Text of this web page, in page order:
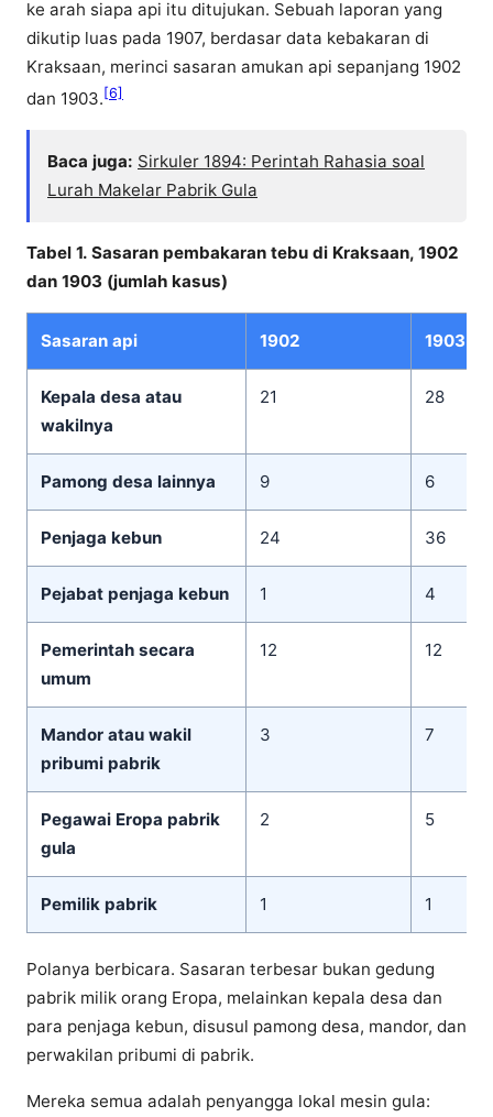
ke arah siapa api itu ditujukan. Sebuah laporan yang
dikutip luas pada 1907, berdasar data kebakaran di
Kraksaan, merinci sasaran amukan api sepanjang 1902
dan 1903. [6]
Baca juga: Sirkuler 1894: Perintah Rahasia soal
Lurah Makelar Pabrik Gula
Tabel 1. Sasaran pembakaran tebu di Kraksaan, 1902
dan 1903 (jumlah kasus)
Sasaran api 1902 1903
Kepala desa atau
wakilnya
21 28
Pamong desa lainnya 9 6
Penjaga kebun 24 36
Pejabat penjaga kebun 1 4
Pemerintah secara
umum
12 12
Mandor atau wakil
pribumi pabrik
3 7
Pegawai Eropa pabrik
gula
2 5
Pemilik pabrik 1 1
Polanya berbicara. Sasaran terbesar bukan gedung
pabrik milik orang Eropa, melainkan kepala desa dan
para penjaga kebun, disusul pamong desa, mandor, dan
perwakilan pribumi di pabrik.
Mereka semua adalah penyangga lokal mesin gula: